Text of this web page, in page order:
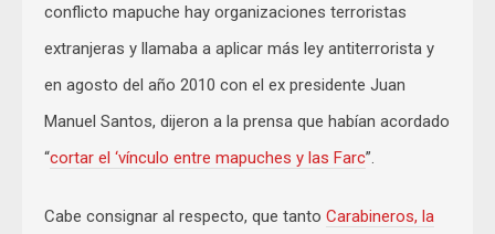
conflicto mapuche hay organizaciones terroristas
extranjeras y llamaba a aplicar más ley antiterrorista y
en agosto del año 2010 con el ex presidente Juan
Manuel Santos, dijeron a la prensa que habían acordado
“cortar el ‘vínculo entre mapuches y las Farc”.
Cabe consignar al respecto, que tanto Carabineros, la